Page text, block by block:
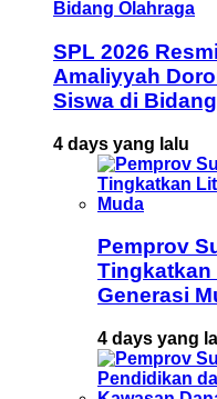
SPL 2026
Amaliyyah
Siswa di
4 days yang lalu
Pemprov
Tingkatkan
Generasi
4 days yang